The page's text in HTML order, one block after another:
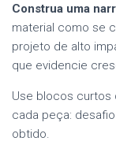
Construa uma
material como se
projeto de alto
que evidencie
Use blocos curtos
cada peça:
obtido.